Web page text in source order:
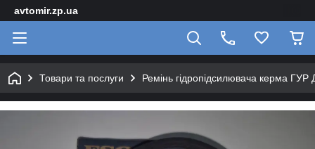
avtomir.zp.ua
Товари та послуги Ремінь гідропідсилювача керма